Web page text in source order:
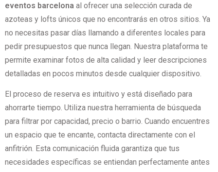
eventos barcelona al ofrecer una selección curada de
azoteas y lofts únicos que no encontrarás en otros sitios. Ya
no necesitas pasar días llamando a diferentes locales para
pedir presupuestos que nunca llegan. Nuestra plataforma te
permite examinar fotos de alta calidad y leer descripciones
detalladas en pocos minutos desde cualquier dispositivo.
El proceso de reserva es intuitivo y está diseñado para
ahorrarte tiempo. Utiliza nuestra herramienta de búsqueda
para filtrar por capacidad, precio o barrio. Cuando encuentres
un espacio que te encante, contacta directamente con el
anfitrión. Esta comunicación fluida garantiza que tus
necesidades específicas se entiendan perfectamente antes